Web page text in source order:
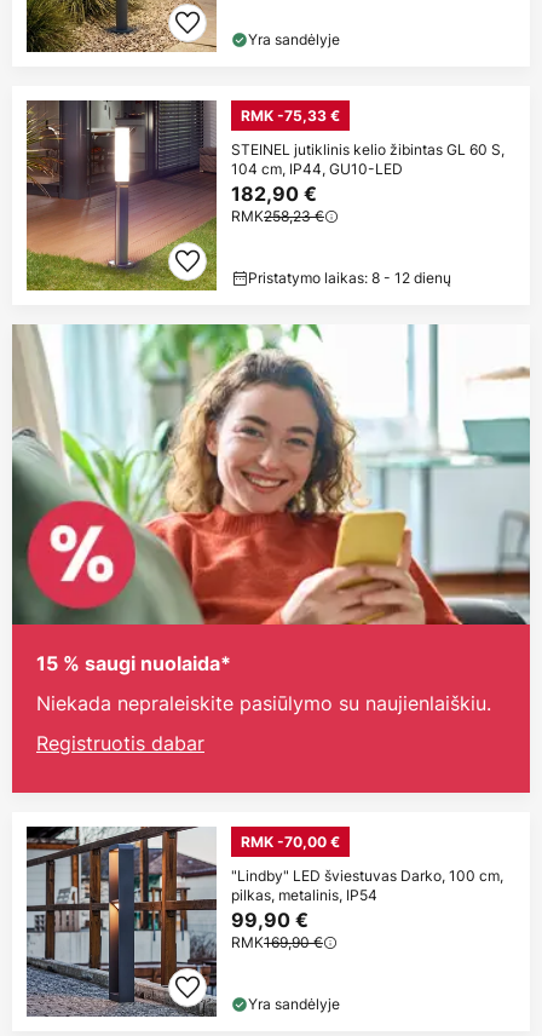
Yra sandėlyje
RMK -75,33 €
STEINEL jutiklinis kelio žibintas GL 60 S,
104 cm, IP44, GU10-LED
182,90 €
RMK258,23 €
Pristatymo laikas: 8 - 12 dienų
15 % saugi nuolaida*
Niekada nepraleiskite pasiūlymo su naujienlaiškiu.
Registruotis dabar
RMK -70,00 €
"Lindby" LED šviestuvas Darko, 100 cm,
pilkas, metalinis, IP54
99,90 €
RMK169,90 €
Yra sandėlyje